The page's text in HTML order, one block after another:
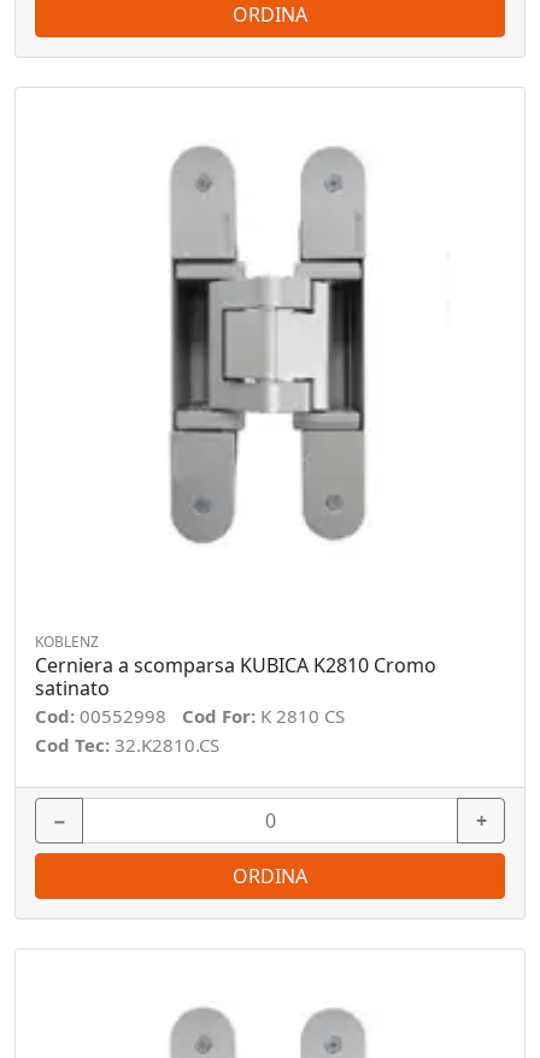
ORDINA
KOBLENZ
Cerniera a scomparsa KUBICA K2810 Cromo
satinato
Cod: 00552998 Cod For: K 2810 CS
Cod Tec: 32.K2810.CS
− +
ORDINA